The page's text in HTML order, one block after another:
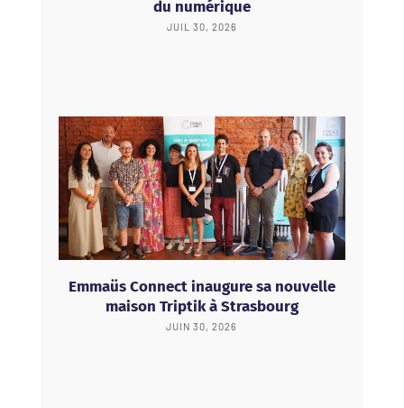
du numérique
JUIL 30, 2026
Emmaüs Connect inaugure sa nouvelle
maison Triptik à Strasbourg
JUIN 30, 2026